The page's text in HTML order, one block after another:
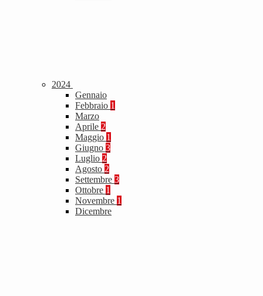
2024
Gennaio
Febbraio 1
Marzo
Aprile 2
Maggio 1
Giugno 3
Luglio 2
Agosto 2
Settembre 3
Ottobre 1
Novembre 1
Dicembre